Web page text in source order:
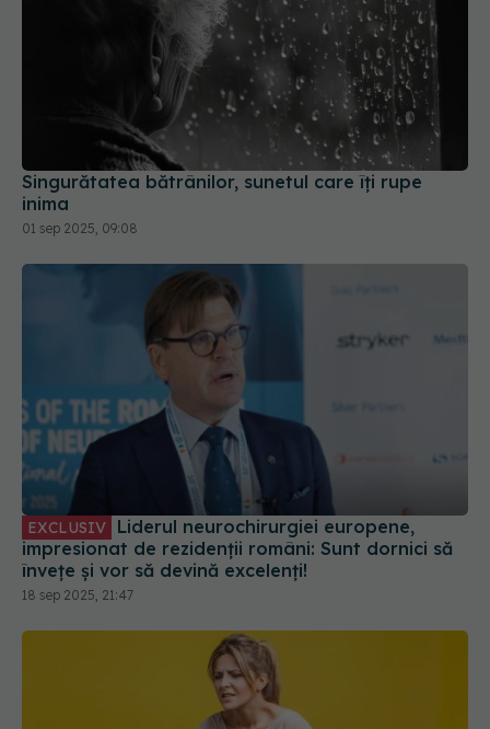
Singurătatea bătrânilor, sunetul care îți rupe
inima
01 sep 2025, 09:08
EXCLUSIV
impresionat de rezidenții români: Sunt dornici să
învețe și vor să devină excelenți!
18 sep 2025, 21:47